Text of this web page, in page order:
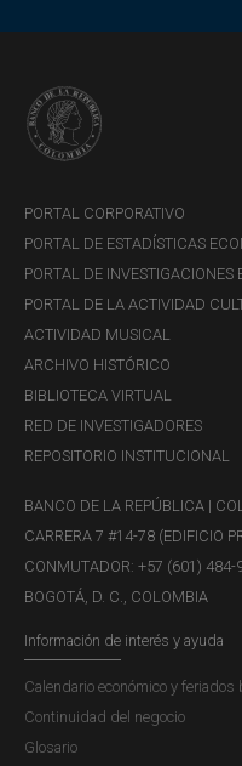
PORTAL CORPORATIVO
PORTAL DE ESTADÍSTICAS
PORTAL DE INVESTIGACIONES
PORTAL DE LA ACTIVIDAD
ACTIVIDAD MUSICAL
ARCHIVO HISTÓRICO
BIBLIOTECA VIRTUAL
RED DE INVESTIGADORES
REPOSITORIO INSTITUCIONAL
BANCO DE LA REPÚBLICA |
CARRERA 7 #14-78 (EDIFICIO
CONMUTADOR: +57 (601)
BOGOTÁ, D. C., COLOMBIA
Información de interés y ayuda
Calendario económico y feriados
Continuidad del negocio
Glosario